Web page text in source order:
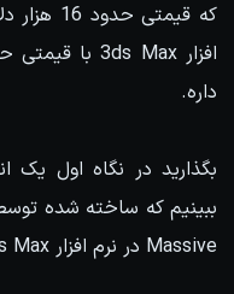
که
داره.
ببینیم که ساخته شده
Massive در نرم افزار 3ds Max هست.